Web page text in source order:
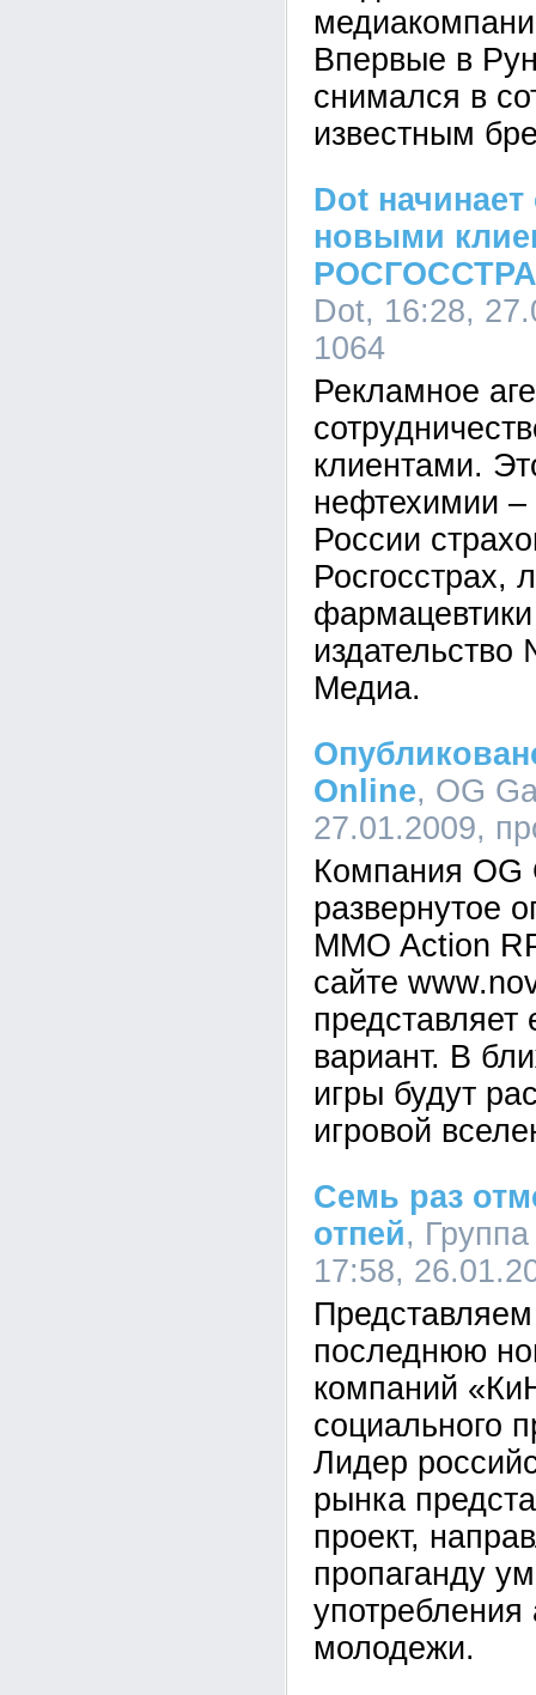
Впервые в
cнимался в
известным
Dot начинает
новыми
Dot, 16:28,
1064
Рекламное
клиентами.
нефтехимии
России
Росгосстрах,
Медиа.
Online, OG
27.01.2009,
Компания OG
развернутое
MMO Action
сайте
вариант. В
игры будут
игровой
Семь раз
отпей,
17:58,
последнюю
компаний
социального
Лидер
рынка
проект,
пропаганду
употребления
молодежи.